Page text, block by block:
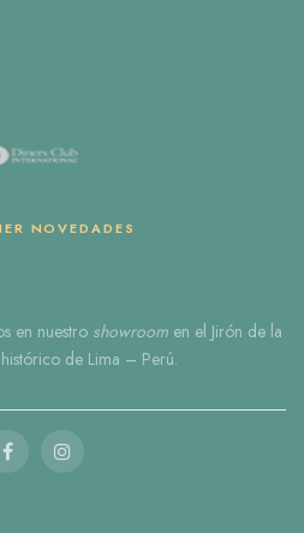
NOVEDADES
en nuestro showroom en el Jirón de la
de Lima – Perú.